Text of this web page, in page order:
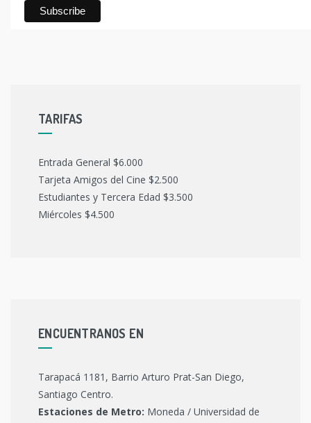
TARIFAS
Entrada General $6.000
Tarjeta Amigos del Cine $2.500
Estudiantes y Tercera Edad $3.500
Miércoles $4.500
ENCUENTRANOS EN
Tarapacá 1181, Barrio Arturo Prat-San Diego,
Santiago Centro.
Estaciones de Metro: Moneda / Universidad de